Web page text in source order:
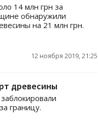
14 млн грн за
обнаружили
на 21 млн грн.
12 ноября 2019, 21:25
древесины
границу.